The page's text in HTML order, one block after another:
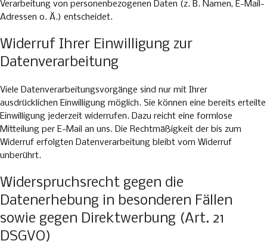
Verarbeitung von personenbezogenen Daten (z. B. Namen, E-Mail-
Adressen o. Ä.) entscheidet.
Widerruf Ihrer Einwilligung zur
Datenverarbeitung
Viele Datenverarbeitungsvorgänge sind nur mit Ihrer
ausdrücklichen Einwilligung möglich. Sie können eine bereits erteilte
Einwilligung jederzeit widerrufen. Dazu reicht eine formlose
Mitteilung per E-Mail an uns. Die Rechtmäßigkeit der bis zum
Widerruf erfolgten Datenverarbeitung bleibt vom Widerruf
unberührt.
Widerspruchsrecht gegen die
Datenerhebung in besonderen Fällen
sowie gegen Direktwerbung (Art. 21
DSGVO)